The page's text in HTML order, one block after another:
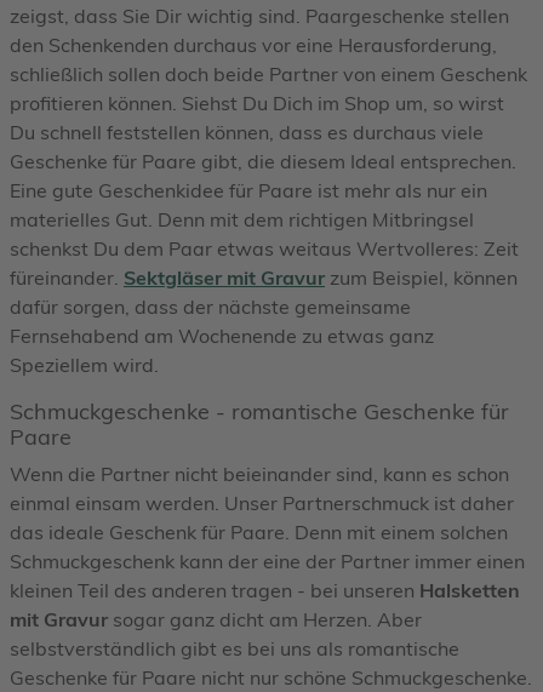
zeigst, dass Sie Dir wichtig sind. Paargeschenke stellen
den Schenkenden durchaus vor eine Herausforderung,
schließlich sollen doch beide Partner von einem Geschenk
profitieren können. Siehst Du Dich im Shop um, so wirst
Du schnell feststellen können, dass es durchaus viele
Geschenke für Paare gibt, die diesem Ideal entsprechen.
Eine gute Geschenkidee für Paare ist mehr als nur ein
materielles Gut. Denn mit dem richtigen Mitbringsel
schenkst Du dem Paar etwas weitaus Wertvolleres: Zeit
füreinander. Sektgläser mit Gravur zum Beispiel, können
dafür sorgen, dass der nächste gemeinsame
Fernsehabend am Wochenende zu etwas ganz
Speziellem wird.
Schmuckgeschenke - romantische Geschenke für
Paare
Wenn die Partner nicht beieinander sind, kann es schon
einmal einsam werden. Unser Partnerschmuck ist daher
das ideale Geschenk für Paare. Denn mit einem solchen
Schmuckgeschenk kann der eine der Partner immer einen
kleinen Teil des anderen tragen - bei unseren Halsketten
mit Gravur sogar ganz dicht am Herzen. Aber
selbstverständlich gibt es bei uns als romantische
Geschenke für Paare nicht nur schöne Schmuckgeschenke.